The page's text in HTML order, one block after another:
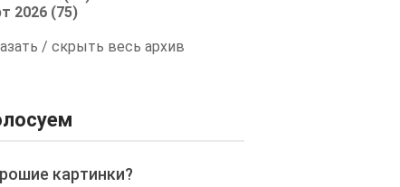
2026 (75)
/ скрыть весь архив
картинки?